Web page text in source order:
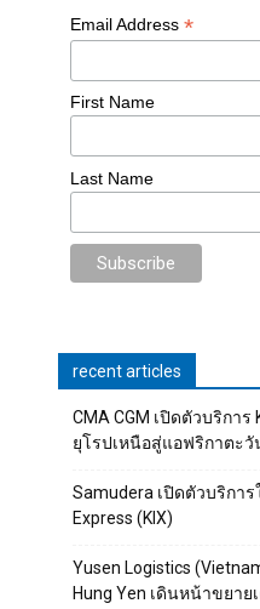
Email Address *
First Name
Last Name
recent articles
CMA CGM เปิดตัวบริการ
ยุโรปเหนือสู่แอฟริกาตะวั
Samudera เปิดตัวบริการ
Express (KIX)
Yusen Logistics
Hung Yen เดินหน้าขยา